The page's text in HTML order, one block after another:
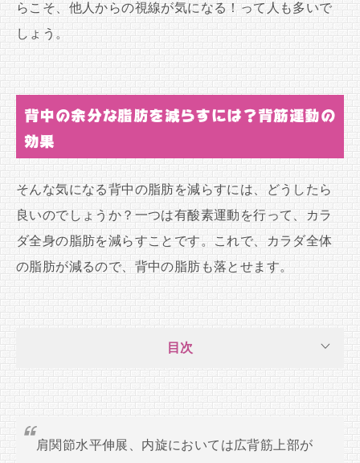
らこそ、他人からの視線が気になる！って人も多いで
しょう。
背中の余分な脂肪を減らすには？背筋運動の
効果
そんな気になる背中の脂肪を減らすには、どうしたら
良いのでしょうか？一つは有酸素運動を行って、カラ
ダ全身の脂肪を減らすことです。これで、カラダ全体
の脂肪が減るので、背中の脂肪も落とせます。
目次
肩関節水平伸展、内旋においては広背筋上部が